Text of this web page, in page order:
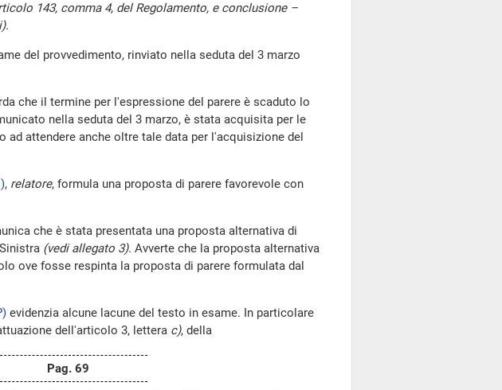
143, comma 4, del Regolamento, e conclusione –
del provvedimento, rinviato nella seduta del 3 marzo
che il termine per l'espressione del parere è scaduto lo
nella seduta del 3 marzo, è stata acquisita per le
ad attendere anche oltre tale data per l'acquisizione del
, relatore, formula una proposta di parere favorevole con
che è stata presentata una proposta alternativa di
(vedi allegato 3). Avverte che la proposta alternativa
ove fosse respinta la proposta di parere formulata dal
evidenzia alcune lacune del testo in esame. In particolare
dell'articolo 3, lettera c), della
Pag. 69